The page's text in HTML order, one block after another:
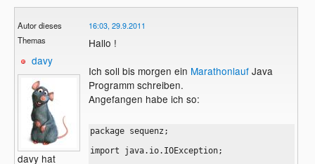
Autor dieses
Themas
davy
davy hat
16:03, 29.9.2011
Hallo !
Ich soll bis morgen ein MarathonlaufJava
Programm schreiben.
Angefangen habe ich so:
package sequenz;
import java.io.IOException;